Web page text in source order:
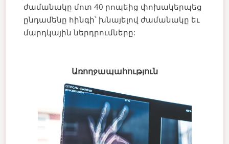
ժամանակը մոտ 40 րոպեից փոխակերպեց
ընդամենը հինգի՝ խնայելով ժամանակը եւ
մարդկային ներդրումները:
Առողջապահություն